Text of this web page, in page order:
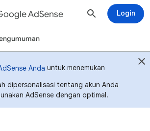
AdSense Login
Anda untuk menemukan
dipersonalisasi tentang akun Anda
AdSense dengan optimal.